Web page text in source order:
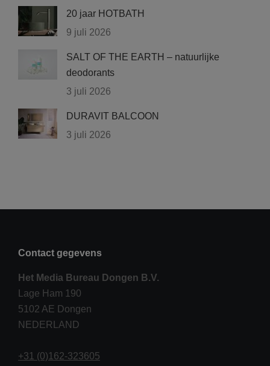
20 jaar HOTBATH
9 juli 2026
SALT OF THE EARTH – natuurlijke
deodorants
3 juli 2026
DURAVIT BALCOON
3 juli 2026
Contact gegevens
Het Media Bureau Dongen B.V.
Lage Ham 190
5102 AE Dongen
NEDERLAND
+31 (0)162-323605